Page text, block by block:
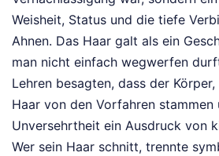
Weisheit, Status und die tiefe
Ahnen. Das Haar galt als ein
man nicht einfach wegwerfen
Lehren besagten, dass der
Haar von den Vorfahren stammen
Unversehrtheit ein Ausdruck von
Wer sein Haar schnitt, trennte